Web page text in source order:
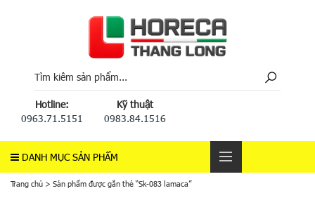
Hotline:
0963.71.5151
Kỹ thuật
0983.84.1516
DANH MỤC SẢN PHẨM
Trang chủ > Sản phẩm được gắn thẻ “Sk-083 lamaca”